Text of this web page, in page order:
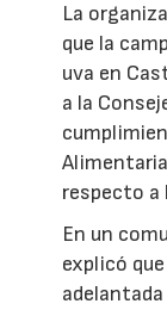
La
que la
uva en
a la
respecto a
En un
explicó